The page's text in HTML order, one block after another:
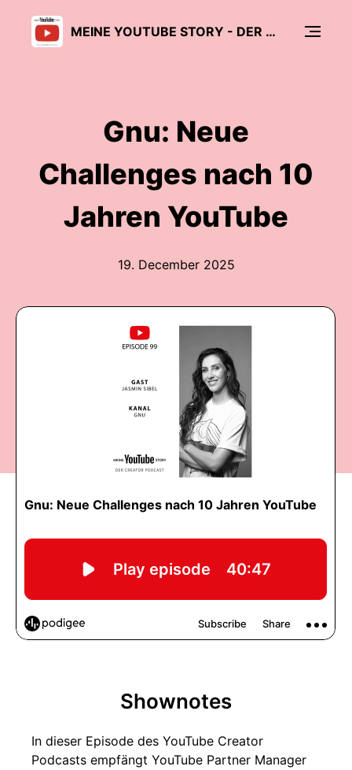
MEINE YOUTUBE STORY - DER CREATOR PODCAST
Gnu: Neue
Challenges nach 10
Jahren YouTube
19. December 2025
Shownotes
In dieser Episode des YouTube Creator
Podcasts empfängt YouTube Partner Manager